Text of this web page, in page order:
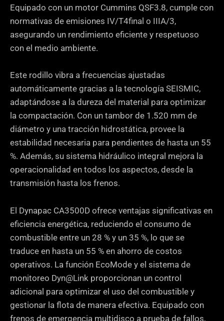
Equipado con un motor Cummins QSF3.8, cumple con
normativas de emisiones IV/T4final o IIIA/3,
asegurando un rendimiento eficiente y respetuoso
con el medio ambiente.
Este rodillo vibra a frecuencias ajustadas
automáticamente gracias a la tecnología SEISMIC,
adaptándose a la dureza del material para optimizar
la compactación. Con un tambor de 1.520 mm de
diámetro y una tracción hidrostática, provee la
estabilidad necesaria para pendientes de hasta un 55
%. Además, su sistema hidráulico integral mejora la
operacionalidad en todos los aspectos, desde la
transmisión hasta los frenos.
El Dynapac CA3500D ofrece ventajas significativas en
eficiencia energética, reduciendo el consumo de
combustible entre un 28 % y un 35 %, lo que se
traduce en hasta un 55 % en ahorro de costos
operativos. La función EcoMode y el sistema de
monitoreo Dyn@Link proporcionan un control
adicional para optimizar el uso del combustible y
gestionar la flota de manera efectiva. Equipado con
frenos de emergencia multidisco a prueba de fallos,